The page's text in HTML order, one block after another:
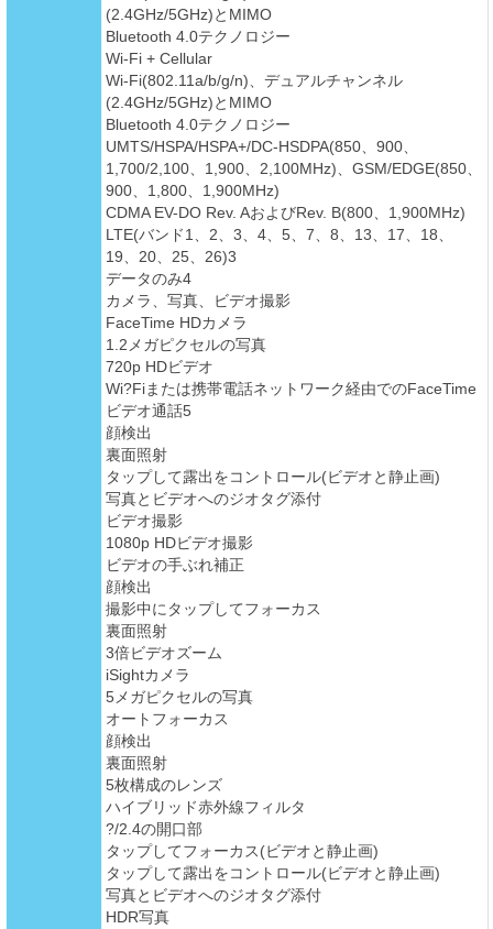
(2.4GHz/5GHz)とMIMO
Bluetooth 4.0テクノロジー
Wi-Fi + Cellular
Wi-Fi(802.11a/b/g/n)、デュアルチャンネル
(2.4GHz/5GHz)とMIMO
Bluetooth 4.0テクノロジー
UMTS/HSPA/HSPA+/DC-HSDPA(850、900、
1,700/2,100、1,900、2,100MHz)、GSM/EDGE(850、
900、1,800、1,900MHz)
CDMA EV-DO Rev. AおよびRev. B(800、1,900MHz)
LTE(バンド1、2、3、4、5、7、8、13、17、18、
19、20、25、26)3
データのみ4
カメラ、写真、ビデオ撮影
FaceTime HDカメラ
1.2メガピクセルの写真
720p HDビデオ
Wi?Fiまたは携帯電話ネットワーク経由でのFaceTime
ビデオ通話5
顔検出
裏面照射
タップして露出をコントロール(ビデオと静止画)
写真とビデオへのジオタグ添付
ビデオ撮影
1080p HDビデオ撮影
ビデオの手ぶれ補正
顔検出
撮影中にタップしてフォーカス
裏面照射
3倍ビデオズーム
iSightカメラ
5メガピクセルの写真
オートフォーカス
顔検出
裏面照射
5枚構成のレンズ
ハイブリッド赤外線フィルタ
?/2.4の開口部
タップしてフォーカス(ビデオと静止画)
タップして露出をコントロール(ビデオと静止画)
写真とビデオへのジオタグ添付
HDR写真